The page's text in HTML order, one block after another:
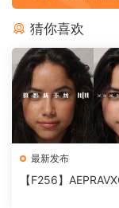
猜你喜欢
最新发布
【F256】
奇视频人像磨皮润